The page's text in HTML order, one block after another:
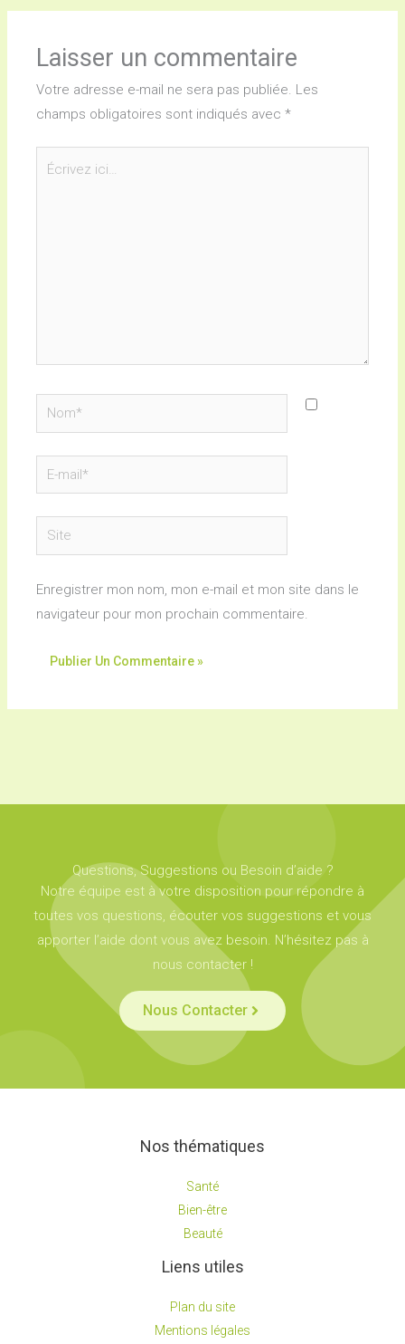
Laisser un commentaire
Votre adresse e-mail ne sera pas publiée. Les
champs obligatoires sont indiqués avec*
Écrivez
Nom*
mail*
Site
Enregistrer mon nom, mon e-mail et mon site dans le
navigateur pour mon prochain commentaire.
Questions, Suggestions ou Besoin d’aide ?
Notre équipe est à votre disposition pour répondre à
toutes vos questions, écouter vos suggestions et vous
apporter l’aide dont vous avez besoin. N’hésitez pas à
nous contacter !
Nous Contacter
Nos thématiques
Santé
Bien-être
Beauté
Liens utiles
Plan du site
Mentions légales